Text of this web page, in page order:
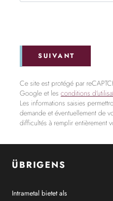
SUIVANT
Ce site est protégé par
Google et les conditions
Les informations saisies
demande et éventuellement de
difficultés à remplir entièrement
ÜBRIGENS
Intrametal bietet als